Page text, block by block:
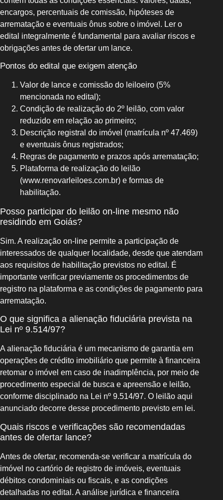
encargos, percentuais de comissão, hipóteses de
arrematação e eventuais ônus sobre o imóvel. Ler o
edital integralmente é fundamental para avaliar riscos e
obrigações antes de ofertar um lance.
Pontos do edital que exigem atenção
Valor de lance e comissão do leiloeiro (5%
mencionada no edital);
Condição de realização do 2º leilão, com valor
reduzido em relação ao primeiro;
Descrição registral do imóvel (matrícula nº 47.469)
e eventuais ônus registrados;
Regras de pagamento e prazos após arrematação;
Plataforma de realização do leilão
(www.renovarleiloes.com.br) e formas de
habilitação.
Posso participar do leilão on-line mesmo não
residindo em Goiás?
Sim. A realização on-line permite a participação de
interessados de qualquer localidade, desde que atendam
aos requisitos de habilitação previstos no edital. É
importante verificar previamente os procedimentos de
registro na plataforma e as condições de pagamento para
arrematação.
O que significa a alienação fiduciária prevista na
Lei nº 9.514/97?
A alienação fiduciária é um mecanismo de garantia em
operações de crédito imobiliário que permite à financeira
retomar o imóvel em caso de inadimplência, por meio de
procedimento especial de busca e apreensão e leilão,
conforme disciplinado na Lei nº 9.514/97. O leilão aqui
anunciado decorre desse procedimento previsto em lei.
Quais riscos e verificações são recomendadas
antes de ofertar lance?
Antes de ofertar, recomenda-se verificar a matrícula do
imóvel no cartório de registro de imóveis, eventuais
débitos condominiais ou fiscais, e as condições
detalhadas no edital. A análise jurídica e financeira